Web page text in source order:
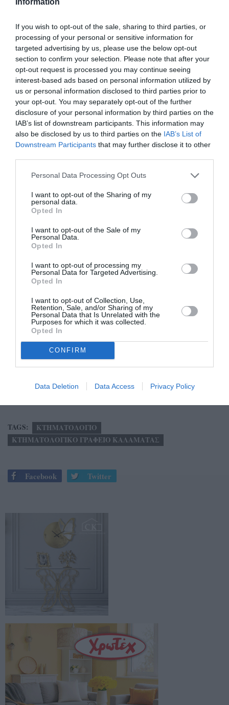
If you wish to opt-out of the sale, sharing to third parties, or
processing of your personal or sensitive information for
targeted advertising by us, please use the below opt-out
section to confirm your selection. Please note that after your
opt-out request is processed you may continue seeing
interest-based ads based on personal information utilized by
us or personal information disclosed to third parties prior to
your opt-out. You may separately opt-out of the further
disclosure of your personal information by third parties on the
IAB’s list of downstream participants. This information may
also be disclosed by us to third parties on the IAB’s List of
Downstream Participants that may further disclose it to other
Personal Data Processing Opt Outs
I want to opt-out of the Sharing of my
personal data.
Opted In
I want to opt-out of the Sale of my
Personal Data.
Opted In
I want to opt-out of processing my
Personal Data for Targeted Advertising.
Opted In
I want to opt-out of Collection, Use,
Retention, Sale, and/or Sharing of my
Personal Data that Is Unrelated with the
Purposes for which it was collected.
Opted In
CONFIRM
Data Deletion Data Access Privacy Policy
•Ωράριο λειτουργίας για επιτόπια έρευνα: 8.30 – 13.30
Αναλυτικά οι περιοχές που εντάσσονται στη Μεσσηνία
είναι:
-Δήμος Δυτικής Μάνης
-Δήμος Καλαμάτας: α) Δημοτική Ενότητα Άριος, β)
Δημοτική Ενότητα Αρφαρών, γ) Δημοτική Ενότητα
Θουρίας (Τοπικές Κοινότητες Αιθαίας, Αμφείας,
Ανθείας, Πολιανής), δ) Δημοτική Ενότητα Καλαμάτας
Μαντινείας, Νεδούσης, Πηγών)
-Δήμος Μεσσήνης: α) Δημοτική Ενότητα Αιπείας, β)
Αριστομένους, δ) Δημοτική Ενότητα Βουφράδων, ε)
Δημοτική Ενότητα Ιθώμης, στ) Δημοτική Ενότητα
Μεσσήνης (Τοπικές Κοινότητες Αβραμιού, Αναλήψεως,
Βελίκας, Λευκοχώρας, Λυκοτράφου, Μαδένης,
Νεοχωρίου Αριστομένους, Πιλαλίστρας, Σπιταλίου,
Τριόδου), ζ) Δημοτική Ενότητα Πεταλιδίου, η)
Δημοτική Ενότητα Τρικόρφου
-Δήμος Οιχαλίας
-Δήμος Πύλου – Νέστορος
-Δήμος Τριφυλίας.
TAGS:
ΚΤΗΜΑΤΟΛΟΓΙΟ
ΚΤΗΜΑΤΟΛΟΓΙΚΟ ΓΡΑΦΕΙΟ ΚΑΛΑΜΑΤΑΣ
Facebook Twitter